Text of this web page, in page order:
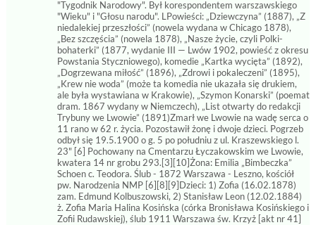
"Tygodnik Narodowy". Był korespondentem warszawskiego
"Wieku" i "Głosu narodu". LPowieści: „Dziewczyna” (1887), „Z
niedalekiej przeszłości” (nowela wydana w Chicago 1878),
„Bez szczęścia” (nowela 1878), „Nasze życie, czyli Polki-
bohaterki” (1877, wydanie III — Lwów 1902, powieść z okresu
Powstania Styczniowego), komedie „Kartka wycięta” (1892),
„Dogrzewana miłość” (1896), „Zdrowi i pokaleczeni” (1895),
„Krew nie woda” (może ta komedia nie ukazała się drukiem,
ale była wystawiana w Krakowie), „Szymon Konarski” (poemat
dram. 1867 wydany w Niemczech), „List otwarty do redakcji
Trybuny we Lwowie” (1891)Zmarł we Lwowie na wadę serca o
11 rano w 62 r. życia. Pozostawił żonę i dwoje dzieci. Pogrzeb
odbył się 19.5.1900 o g. 5 po południu z ul. Kraszewskiego l.
23" [6] Pochowany na Cmentarzu Łyczakowskim we Lwowie,
kwatera 14 nr grobu 293.[3][10]Żona: Emilia „Bimbeczka”
Schoen c. Teodora. Ślub - 1872 Warszawa - Leszno, kościół
pw. Narodzenia NMP [6][8][9]Dzieci: 1) Zofia (16.02.1878)
zam. Edmund Kolbuszowski, 2) Stanisław Leon (12.02.1884)
ż. Zofia Maria Halina Kosińska (córka Bronisława Kosińskiego i
Zofii Rudawskiej), ślub 1911 Warszawa św. Krzyż [akt nr 41]